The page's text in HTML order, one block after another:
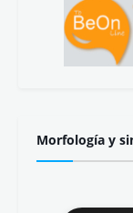
Morfología y